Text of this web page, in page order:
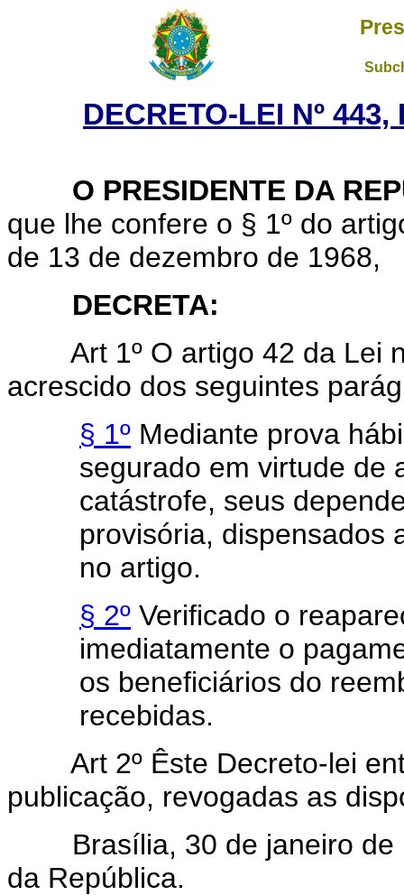
DECRETO-LEI Nº
O PRESIDENTE DA
que lhe confere o § 1º do
de 13 de dezembro de 1968,
DECRETA:
Art 1º O artigo 42 da Lei
acrescido dos seguintes
§ 1º Mediante prova
segurado em virtude de
catástrofe, seus
provisória, dispensados
no artigo.
§ 2º Verificado o
imediatamente o
os beneficiários do
recebidas.
Art 2º Êste Decreto-lei
publicação, revogadas as
Brasília, 30 de janeiro de
da República.